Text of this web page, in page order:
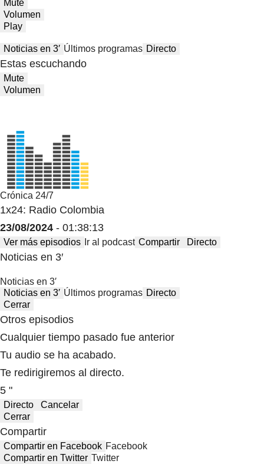
Mute
Volumen
Play
Noticias en 3′ Últimos programas Directo
Estas escuchando
Mute
Volumen
Crónica 24/7
1x24: Radio Colombia
23/08/2024 - 01:38:13
Ver más episodios Ir al podcast Compartir Directo
Noticias en 3′
Noticias en 3′
Noticias en 3′ Últimos programas Directo
Cerrar
Otros episodios
Cualquier tiempo pasado fue anterior
Tu audio se ha acabado.
Te redirigiremos al directo.
5 "
Directo
Cancelar
Cerrar
Compartir
Compartir en Facebook Facebook
Compartir en Twitter Twitter